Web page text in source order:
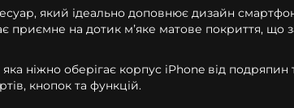
який ідеально доповнює дизайн
приємне на дотик мʼяке матове покриття,
ніжно оберігає корпус iPhone від подряпин
кнопок та функцій.